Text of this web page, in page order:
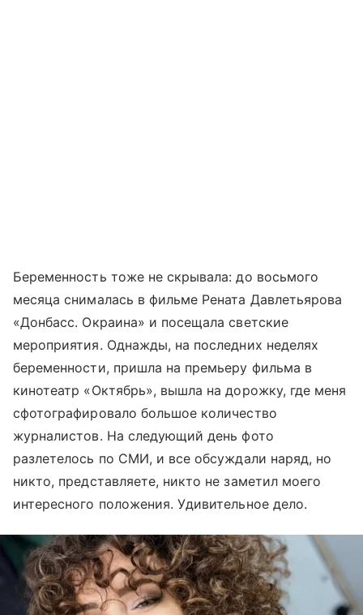
Беременность тоже не скрывала: до восьмого
месяца снималась в фильме Рената Давлетьярова
«Донбасс. Окраина» и посещала светские
мероприятия. Однажды, на последних неделях
беременности, пришла на премьеру фильма в
кинотеатр «Октябрь», вышла на дорожку, где меня
сфотографировало большое количество
журналистов. На следующий день фото
разлетелось по СМИ, и все обсуждали наряд, но
никто, представляете, никто не заметил моего
интересного положения. Удивительное дело.